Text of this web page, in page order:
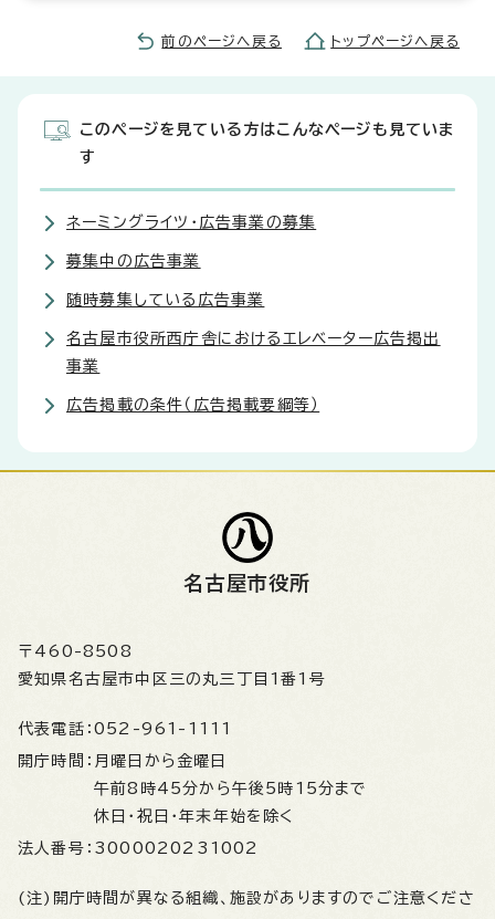
前のページへ戻る トップページへ戻る
このページを見ている方はこんなページも見ていま
す
ネーミングライツ・広告事業の募集
募集中の広告事業
随時募集している広告事業
名古屋市役所西庁舎におけるエレベーター広告掲出
事業
広告掲載の条件（広告掲載要綱等）
名古屋市役所
〒460-8508
愛知県名古屋市中区三の丸三丁目1番1号
代表電話： 052-961-1111
開庁時間： 月曜日から金曜日
午前8時45分から午後5時15分まで
休日・祝日・年末年始を除く
法人番号： 3000020231002
(注)開庁時間が異なる組織、施設がありますのでご注意くださ